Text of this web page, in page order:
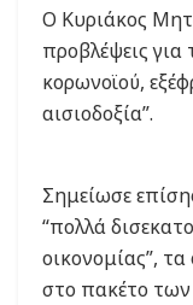
Ο Κυριάκος
προβλέψεις
κορωνοϊού,
αισιοδοξία”.
Σημείωσε
“πολλά
οικονομίας”,
στο πακέτο των